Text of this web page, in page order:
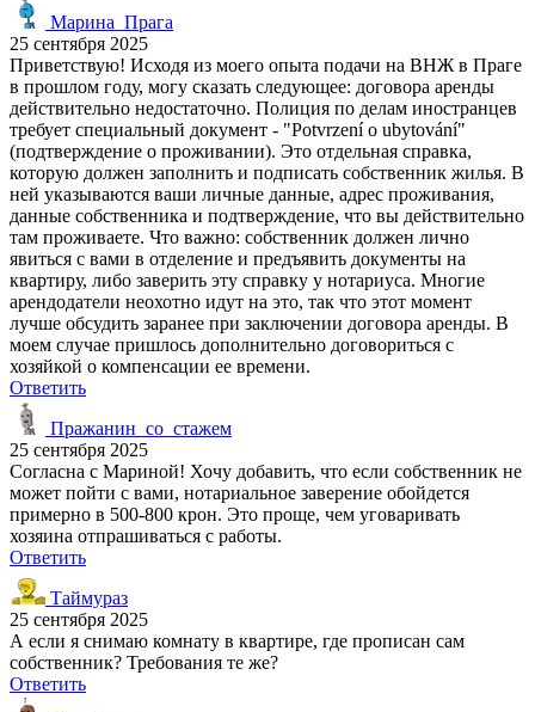
Марина_Прага
25 сентября 2025
Приветствую! Исходя из моего опыта подачи на ВНЖ в Праге
в прошлом году, могу сказать следующее: договора аренды
действительно недостаточно. Полиция по делам иностранцев
требует специальный документ - "Potvrzení o ubytování"
(подтверждение о проживании). Это отдельная справка,
которую должен заполнить и подписать собственник жилья. В
ней указываются ваши личные данные, адрес проживания,
данные собственника и подтверждение, что вы действительно
там проживаете. Что важно: собственник должен лично
явиться с вами в отделение и предъявить документы на
квартиру, либо заверить эту справку у нотариуса. Многие
арендодатели неохотно идут на это, так что этот момент
лучше обсудить заранее при заключении договора аренды. В
моем случае пришлось дополнительно договориться с
хозяйкой о компенсации ее времени.
Ответить
Пражанин_со_стажем
25 сентября 2025
Согласна с Мариной! Хочу добавить, что если собственник не
может пойти с вами, нотариальное заверение обойдется
примерно в 500-800 крон. Это проще, чем уговаривать
хозяина отпрашиваться с работы.
Ответить
Таймураз
25 сентября 2025
А если я снимаю комнату в квартире, где прописан сам
собственник? Требования те же?
Ответить